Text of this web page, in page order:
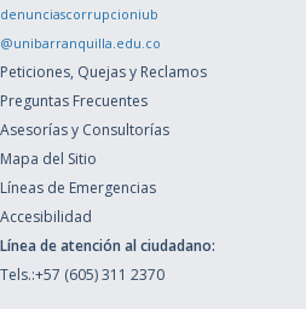
denunciascorrupcioniub
@unibarranquilla.edu.co
Peticiones, Quejas y Reclamos
Preguntas Frecuentes
Asesorías y Consultorías
Mapa del Sitio
Líneas de Emergencias
Accesibilidad
Línea de atención al ciudadano:
Tels.:+57 (605) 311 2370